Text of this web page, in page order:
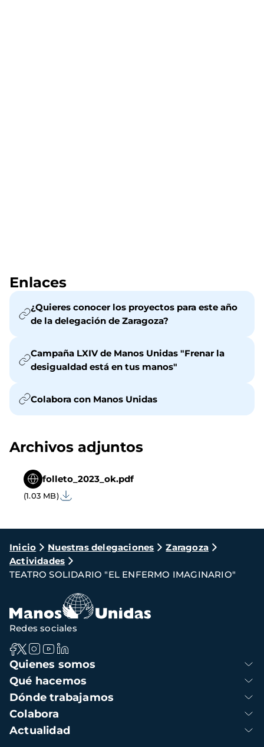
Enlaces
¿Quieres conocer los proyectos para este año
de la delegación de Zaragoza?
Campaña LXIV de Manos Unidas "Frenar la
desigualdad está en tus manos"
Colabora con Manos Unidas
Archivos adjuntos
folleto_2023_ok.pdf
(1.03 MB)
Ruta
de
navegación
Inicio Nuestras delegaciones
Zaragoza
Actividades
TEATRO SOLIDARIO "EL ENFERMO IMAGINARIO"
Navegación
principal
Quienes somos
Qué hacemos
Dónde trabajamos
Colabora
Actualidad
Redes sociales